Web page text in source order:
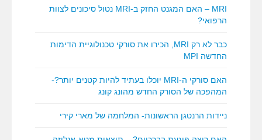
MRI – האם המגנט החזק ב-MRI נטול סיכונים לצוות
הרפואי?
כבר לא רק MRI, הכירו את סורקי טכנולוגיית הדימות
החדשה MPI
האם סורקי ה-MRI יוכלו בעתיד להיות קטנים יותר?-
המהפכה של הסורק החדש מהונג קונג
ניידות הרנטגן הראשונות- המלחמה של מארי קירי